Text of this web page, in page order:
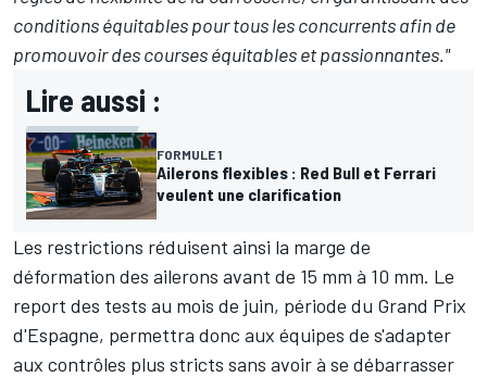
conditions équitables pour tous les concurrents afin de
promouvoir des courses équitables et passionnantes."
Lire aussi :
FORMULE 1
Ailerons flexibles : Red Bull et Ferrari
veulent une clarification
Les restrictions réduisent ainsi la marge de
déformation des ailerons avant de 15 mm à 10 mm. Le
report des tests au mois de juin, période du Grand Prix
d'Espagne, permettra donc aux équipes de s'adapter
aux contrôles plus stricts sans avoir à se débarrasser